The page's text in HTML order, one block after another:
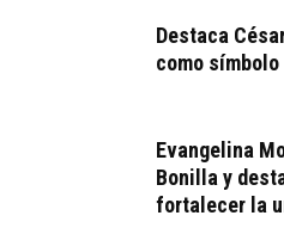
Destaca
como símbolo
Evangelina
Bonilla y
fortalecer la